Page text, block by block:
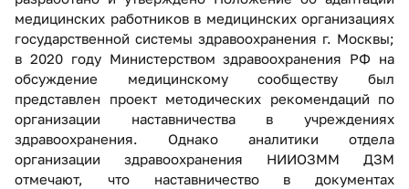
медицинских работников в медицинских организациях
государственной системы здравоохранения г. Москвы;
в 2020 году Министерством здравоохранения РФ на
обсуждение медицинскому сообществу был
представлен проект методических рекомендаций по
организации наставничества в учреждениях
здравоохранения. Однако аналитики отдела
организации здравоохранения НИИОЗММ ДЗМ
отмечают, что наставничество в документах